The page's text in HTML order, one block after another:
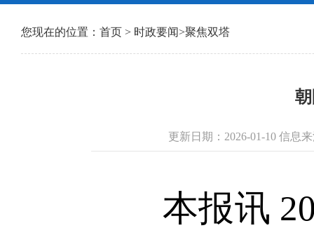
您现在的位置： 首页 > 时政要闻>聚焦双塔
更新日期：2026-01-10 信息
本报讯